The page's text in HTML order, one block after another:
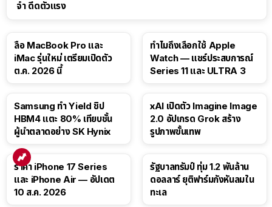
จำ ดีดตัวแรง
ลือ MacBook Pro และ
iMac รุ่นใหม่ เตรียมเปิดตัว
ต.ค. 2026 นี้
ทำไมถึงเลือกใช้ Apple
Watch — แชร์ประสบการณ์
Series 11 และ ULTRA 3
Samsung ทำ Yield ชิป
HBM4 แตะ 80% เทียบชั้น
ผู้นำตลาดอย่าง SK Hynix
xAI เปิดตัว Imagine Image
2.0 อัปเกรด Grok สร้าง
รูปภาพขั้นเทพ
ราคา iPhone 17 Series
และ iPhone Air — อัปเดต
10 ส.ค. 2026
รัฐบาลทรัมป์ ทุ่ม 1.2 พันล้าน
ดอลลาร์ ยุติฟาร์มกังหันลมใน
ทะเล